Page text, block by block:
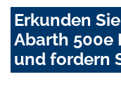
Erkunden
Abarth 500e
und fordern